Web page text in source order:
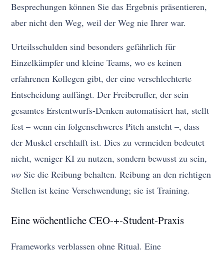
Besprechungen können Sie das Ergebnis präsentieren,
aber nicht den Weg, weil der Weg nie Ihrer war.
Urteilsschulden sind besonders gefährlich für
Einzelkämpfer und kleine Teams, wo es keinen
erfahrenen Kollegen gibt, der eine verschlechterte
Entscheidung auffängt. Der Freiberufler, der sein
gesamtes Erstentwurfs-Denken automatisiert hat, stellt
fest – wenn ein folgenschweres Pitch ansteht –, dass
der Muskel erschlafft ist. Dies zu vermeiden bedeutet
nicht, weniger KI zu nutzen, sondern bewusst zu sein,
wo Sie die Reibung behalten. Reibung an den richtigen
Stellen ist keine Verschwendung; sie ist Training.
Eine wöchentliche CEO-+-Student-Praxis
Frameworks verblassen ohne Ritual. Eine